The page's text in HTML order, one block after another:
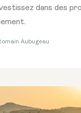
dans des
Aubugeau